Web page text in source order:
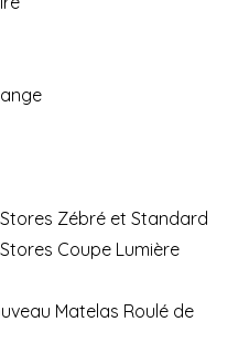
Zébré et Standard
Coupe Lumière
Matelas Roulé de